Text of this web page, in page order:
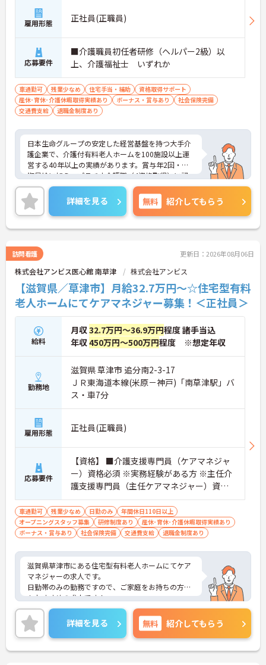
を自社開講しており、資格保有率99.8%の実績があ
ります
【残業月4.3時間、給与と働きやすさを両立している
職場です】
・賞与年2回・定期昇給、夜勤手当・家族手当・住
宅手当など各種手当が充実しています
・残業は月平均4.3時間と業界水準を大きく下回って
おり、有給休暇取得実績14日と休みも取りやすい環
境です
・年間休日111日以上・シフトは柔軟に対応してお
いる職場です
・インカム導入によりスタッフ間のフリーハンド連
絡・情報共有が可能、また、睡眠センサー・アレク
サ等IoT機器を活用し、業務効率化と質の高いケアを
両立しています
・従業員満足度調査を定期実施し、スタッフの声を
制度に反映する文化があります
・エリアマネージャー・社長が定期的にホームを周
り、スタッフと直接意見交換をしています
【育児・家庭との両立を本気でサポートしている職
・育休取得率100%・育休後就業復帰率100%と、育
児と仕事を両立できる体制が整っています
・育児短時間勤務が小学4年生まで利用でき、法令よ
り長い期間サポートを受けることができます
・「くるみん」「えるぼし」「トモニン」の3つの
厚生労働省認定を取得しており、ライフステージに
合わせた長期就業が実現できる職場です
雇用形態 正社員(正職員)
応募要件
■介護職員初任者研修（ヘルパー2級）以
上、介護福祉士 いずれか
車通勤可 残業少なめ 住宅手当・補助
資格取得サポート
産休･育休･介護休暇取得実績あり
ボーナス・賞与あり
社会保険完備
交通費支給
退職金制度あり
日本生命グループの安定した経営基盤を持つ大手介
護企業で、介護付有料老人ホームを100施設以上運
営する40年以上の実績があります。賞与年2回・定
期昇給に加え、プラチナ介護職（4資格取得）に認
定されると月38,000円の手当が加算され、スキルが
収入に直結する仕組みが整っています。年間休日11
1日以上・残業月平均4.3時間と働きやすく、育休取
得率100%・育児短時間勤務（小学4年生まで）・有
給取得実績14日と、家庭との両立を長期的にサポー
時研修・技術向上研修など段階別の研修体制と資格
取得支援が整っており、介護福祉士国家試験対策講
座やケアマネ対策講座も自社開講しています。多職
種チームケアの中で専門性を高めながら、ケアマネ
ジャーや生活相談員へのキャリアアップも実現でき
る職場です。
★おすすめPOINT★
【日本生命グループの大手企業・成長ができる環境
です】
・日本生命グループを親会社に持つ大手介護企業
で、100施設以上を運営する安定した経営基盤があ
ります
・介護福祉士を取得すると資格手当がプラスされ、
プラチナ介護職（4資格）に認定されると月38,000
円の手当が加算される仕組みが整っています
・介護福祉士国家試験対策講座・認知症ケア専門士
対策・ケアマネジャー対策など、資格取得支援講座
【残業月4.3時間、給与と働きやすさを両立している
職場です】
・賞与年2回・定期昇給、夜勤手当・家族手当・住
・残業は月平均4.3時間と業界水準を大きく下回って
おり、有給休暇取得実績14日と休みも取りやすい環
境です
・年間休日111日以上・シフトは柔軟に対応してお
り、有給と組み合わせて海外旅行に行くスタッフも
いる職場です
・インカム導入によりスタッフ間のフリーハンド連
絡・情報共有が可能、また、睡眠センサー・アレク
サ等IoT機器を活用し、業務効率化と質の高いケアを
両立しています
・従業員満足度調査を定期実施し、スタッフの声を
制度に反映する文化があります
・エリアマネージャー・社長が定期的にホームを周
詳細を見る 無料 紹介してもらう
訪問看護 更新日：2026年08月06日
株式会社アンビス医心館 南草津 株式会社アンビス
【滋賀県／草津市】月給32.7万円～☆住宅型有料
老人ホームにてケアマネジャー募集！＜正社員＞
給料
月収32.7万円～36.9万円程度 諸手当込
年収450万円～500万円程度 ※想定年収
勤務地
滋賀県 草津市 追分南2-3-17
ＪＲ東海道本線(米原－神戸)「南草津駅」バ
ス・車7分
雇用形態 正社員(正職員)
応募要件
【資格】 ■介護支援専門員（ケアマネジャ
ー）資格必須 ※実務経験がある方 ※主任介
護支援専門員（主任ケアマネジャー）資
格 歓迎
車通勤可 残業少なめ 日勤のみ
年間休日110日以上
オープニングスタッフ募集
研修制度あり
産休･育休･介護休暇取得実績あり
ボーナス・賞与あり
社会保険完備 交通費支給 退職金制度あり
滋賀県草津市にある住宅型有料老人ホームにてケア
マネジャーの求人です。
日勤帯のみの勤務ですので、ご家庭をお持ちの方に
もおすすめの求人です！
賞与は計3.0ヶ月分の支給実績がございますので、高
いモチベーションを保ちながらご勤務出来ます！
ご興味ある方には、面接対策ポイントなど、さらに
詳細をお話しいたしますのでお気軽にご相談くださ
い！
詳細を見る 無料 紹介してもらう